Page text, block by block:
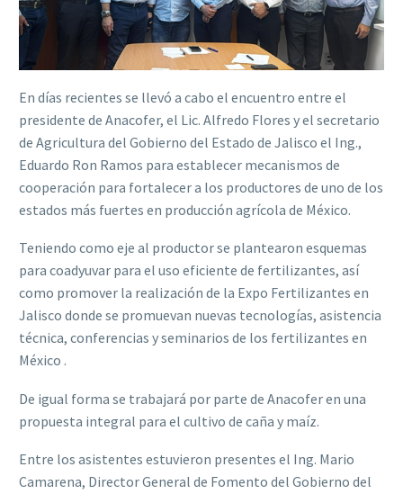
En días recientes se llevó a cabo el encuentro entre el
presidente de Anacofer, el Lic. Alfredo Flores y el secretario
de Agricultura del Gobierno del Estado de Jalisco el Ing.,
Eduardo Ron Ramos para establecer mecanismos de
cooperación para fortalecer a los productores de uno de los
estados más fuertes en producción agrícola de México.
Teniendo como eje al productor se plantearon esquemas
para coadyuvar para el uso eficiente de fertilizantes, así
como promover la realización de la Expo Fertilizantes en
Jalisco donde se promuevan nuevas tecnologías, asistencia
técnica, conferencias y seminarios de los fertilizantes en
México .
De igual forma se trabajará por parte de Anacofer en una
propuesta integral para el cultivo de caña y maíz.
Entre los asistentes estuvieron presentes el Ing. Mario
Camarena, Director General de Fomento del Gobierno del